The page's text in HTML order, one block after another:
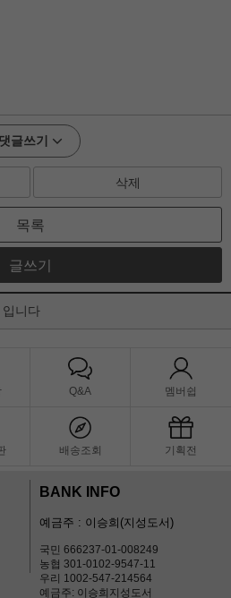
댓글쓰기
삭제
목록
글쓰기
니다
Q&A 멤버쉽
배송조회 기획전
BANK INFO
예금주 : 이승희(지성도서)
국민 666237-01-008249
농협 301-0102-9547-11
우리 1002-547-214564
예금주: 이승희지성도서